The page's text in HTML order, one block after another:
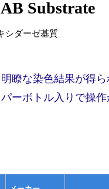
Substrate
シダーゼ基質
瞭な染色結果が得ら
ーボトル入りで操